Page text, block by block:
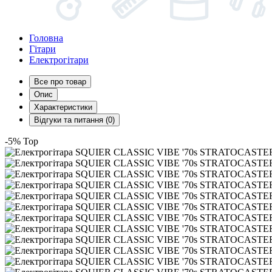
Головна
Гітари
Електрогітари
Все про товар
Опис
Характеристики
Відгуки та питання (0)
-5% Top